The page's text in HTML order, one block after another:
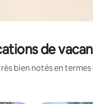
de
bien notés en